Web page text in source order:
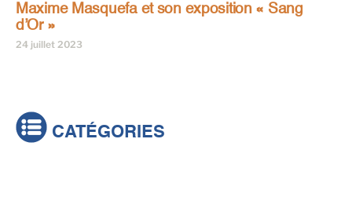
Maxime Masquefa et son exposition « Sang
d’Or »
24 juillet 2023
CATÉGORIES